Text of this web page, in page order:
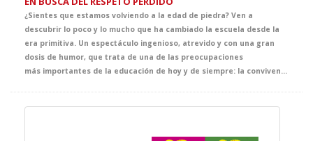
¿Sientes que estamos volviendo a la edad de piedra? Ven a
descubrir lo poco y lo mucho que ha cambiado la escuela desde la
era primitiva. Un espectáculo ingenioso, atrevido y con una gran
dosis de humor, que trata de una de las preocupaciones